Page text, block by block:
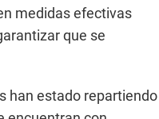
medidas efectivas
que se
han estado repartiendo